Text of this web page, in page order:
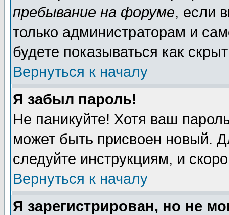
пребывание на форуме, если
только администраторам и
будете показываться как
Вернуться к началу
Я забыл пароль!
Не паникуйте! Хотя ваш
может быть присвоен новый.
следуйте инструкциям, и
Вернуться к началу
Я зарегистрирован, но не